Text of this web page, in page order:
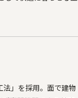
」を採用。面で建物